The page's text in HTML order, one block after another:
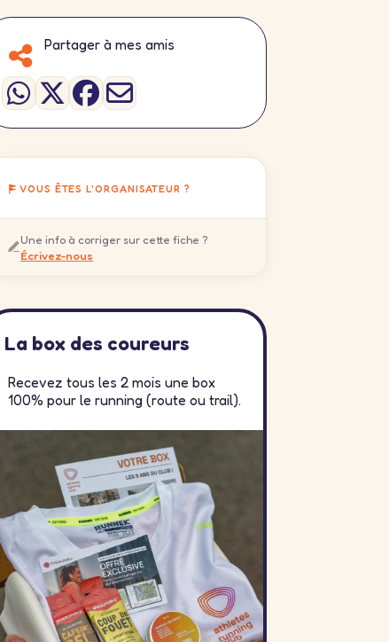
Partager à mes amis
VOUS ÊTES L'ORGANISATEUR ?
Une info à corriger sur cette fiche ?
Écrivez-nous
La box des coureurs
Recevez tous les 2 mois une box
100% pour le running (route ou trail).